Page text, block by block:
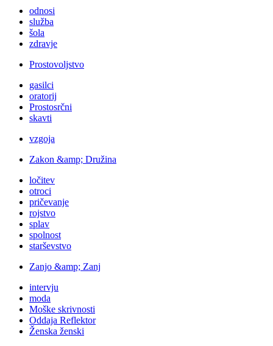
odnosi
služba
šola
zdravje
Prostovoljstvo
gasilci
oratorij
Prostosrčni
skavti
vzgoja
Zakon &amp; Družina
ločitev
otroci
pričevanje
rojstvo
splav
spolnost
starševstvo
Zanjo &amp; Zanj
intervju
moda
Moške skrivnosti
Oddaja Reflektor
Ženska ženski